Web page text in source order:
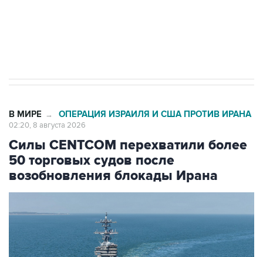
В МИРЕ → ОПЕРАЦИЯ ИЗРАИЛЯ И США ПРОТИВ ИРАНА
02:20, 8 августа 2026
Силы CENTCOM перехватили более
50 торговых судов после
возобновления блокады Ирана